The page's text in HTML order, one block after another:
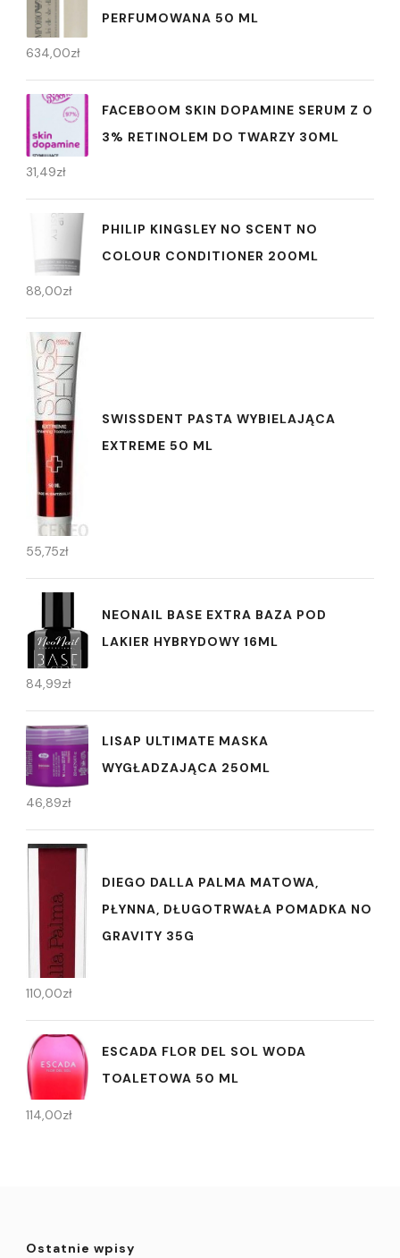
PERFUMOWANA 50 ML
634,00zł
FACEBOOM SKIN DOPAMINE SERUM Z 0
3% RETINOLEM DO TWARZY 30ML
31,49zł
PHILIP KINGSLEY NO SCENT NO
COLOUR CONDITIONER 200ML
88,00zł
SWISSDENT PASTA WYBIELAJĄCA
EXTREME 50 ML
55,75zł
NEONAIL BASE EXTRA BAZA POD
LAKIER HYBRYDOWY 16ML
84,99zł
LISAP ULTIMATE MASKA
WYGŁADZAJĄCA 250ML
46,89zł
DIEGO DALLA PALMA MATOWA,
PŁYNNA, DŁUGOTRWAŁA POMADKA NO
GRAVITY 35G
110,00zł
ESCADA FLOR DEL SOL WODA
TOALETOWA 50 ML
114,00zł
Ostatnie wpisy